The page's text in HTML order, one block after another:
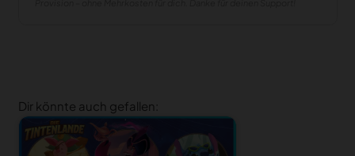
Dir könnte auch gefallen: